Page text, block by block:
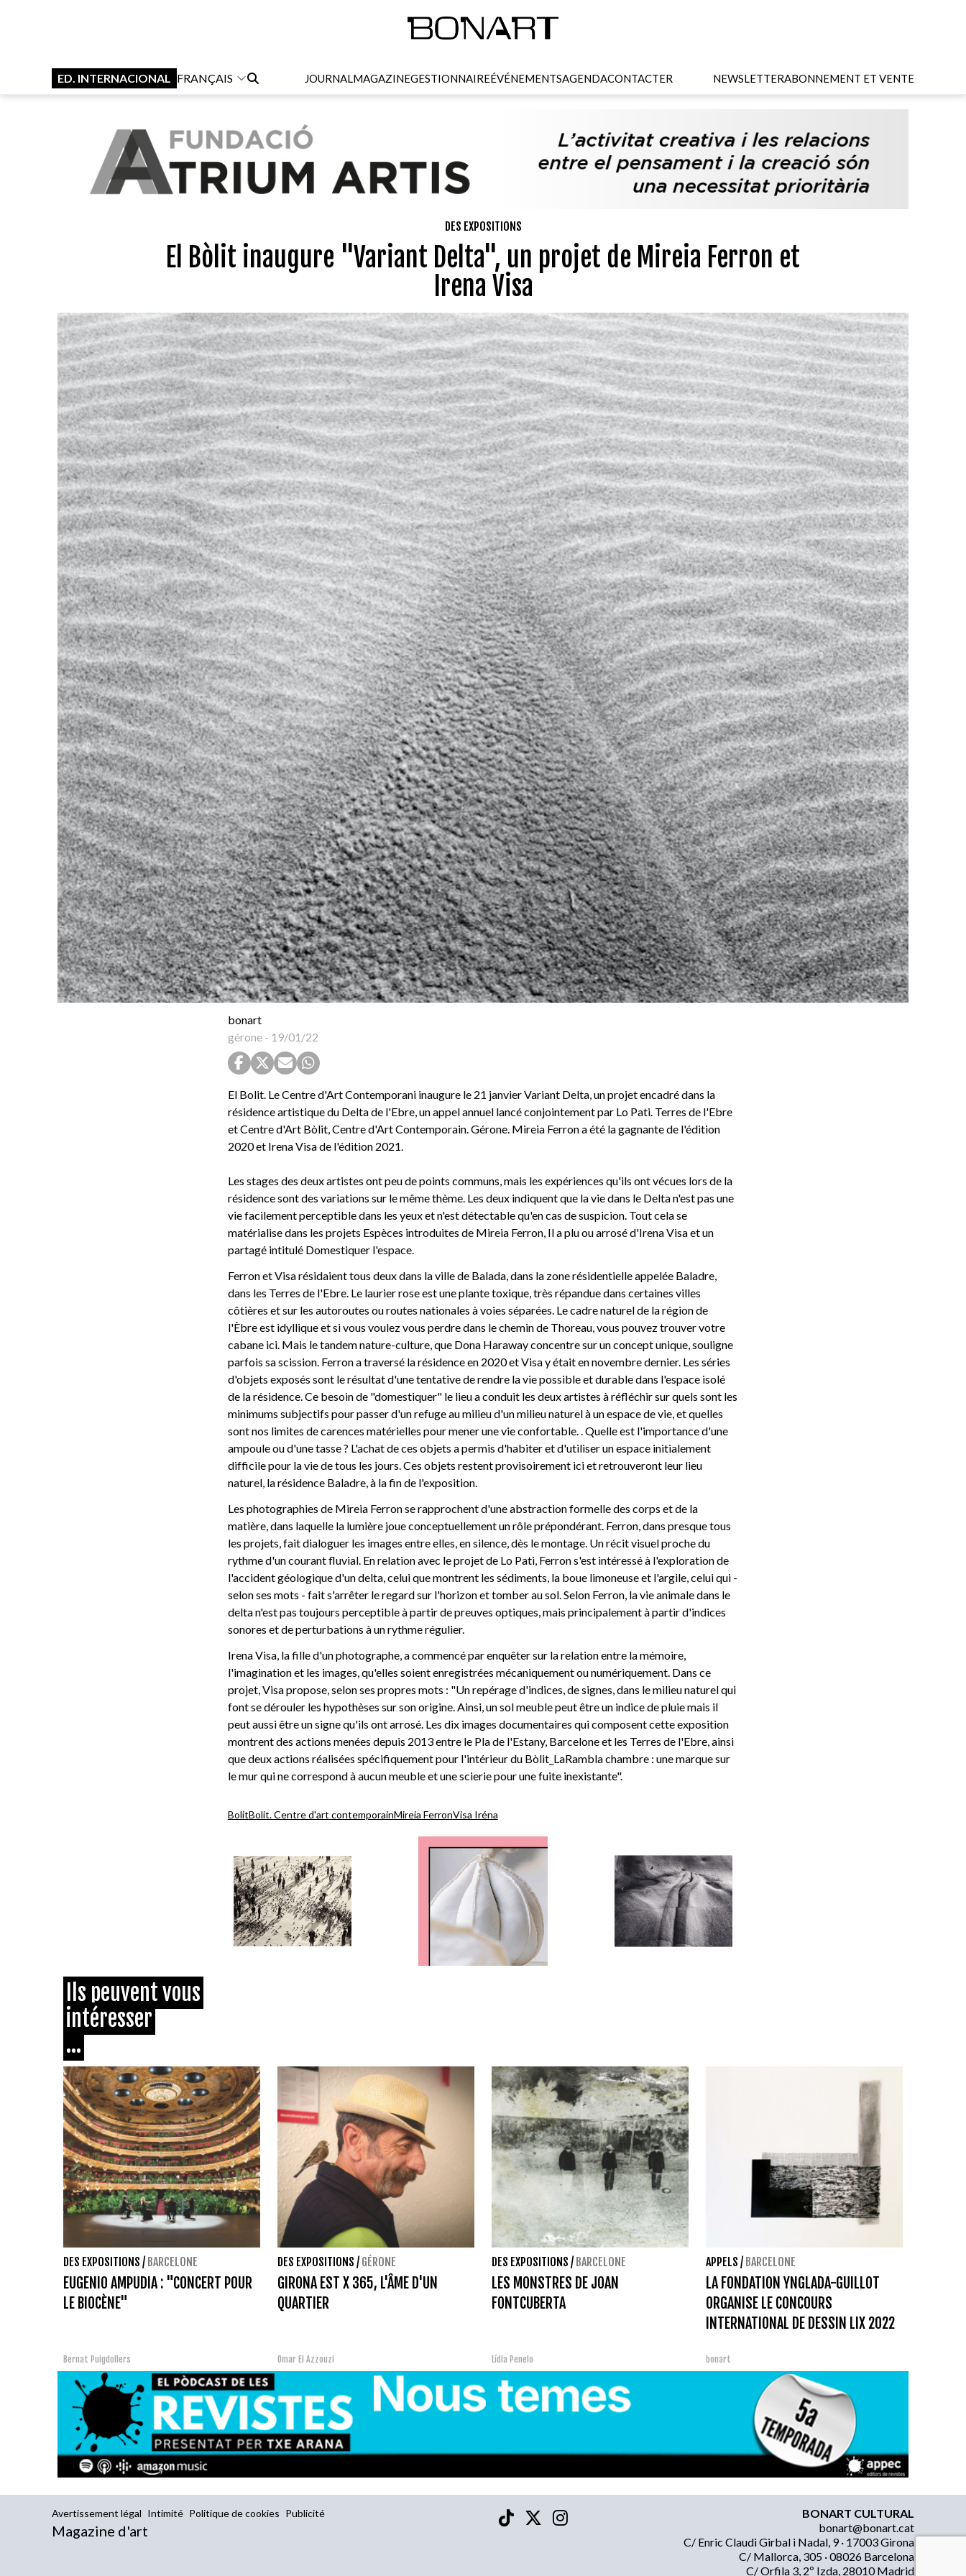
ED. INTERNACIONAL FRANÇAIS JOURNALMAGAZINEGESTIONNAIREÉVÉNEMENTSAGENDACONTACTER NEWSLETTERABONNEMENT ET VENTE
DES EXPOSITIONS
El Bòlit inaugure "Variant Delta", un projet de Mireia Ferron et
Irena Visa
bonart
gérone- 19/01/22
El Bolit. Le Centre d'Art Contemporani inaugure le 21 janvier Variant Delta, un projet encadré dans la
résidence artistique du Delta de l'Ebre, un appel annuel lancé conjointement par Lo Pati. Terres de l'Ebre
et Centre d'Art Bòlit, Centre d'Art Contemporain. Gérone. Mireia Ferron a été la gagnante de l'édition
2020 et Irena Visa de l'édition 2021.
Les stages des deux artistes ont peu de points communs, mais les expériences qu'ils ont vécues lors de la
résidence sont des variations sur le même thème. Les deux indiquent que la vie dans le Delta n'est pas une
vie facilement perceptible dans les yeux et n'est détectable qu'en cas de suspicion. Tout cela se
matérialise dans les projets Espèces introduites de Mireia Ferron, Il a plu ou arrosé d'Irena Visa et un
partagé intitulé Domestiquer l'espace.
Ferron et Visa résidaient tous deux dans la ville de Balada, dans la zone résidentielle appelée Baladre,
dans les Terres de l'Ebre. Le laurier rose est une plante toxique, très répandue dans certaines villes
côtières et sur les autoroutes ou routes nationales à voies séparées. Le cadre naturel de la région de
l'Èbre est idyllique et si vous voulez vous perdre dans le chemin de Thoreau, vous pouvez trouver votre
cabane ici. Mais le tandem nature-culture, que Dona Haraway concentre sur un concept unique, souligne
parfois sa scission. Ferron a traversé la résidence en 2020 et Visa y était en novembre dernier. Les séries
d'objets exposés sont le résultat d'une tentative de rendre la vie possible et durable dans l'espace isolé
de la résidence. Ce besoin de "domestiquer" le lieu a conduit les deux artistes à réfléchir sur quels sont les
minimums subjectifs pour passer d'un refuge au milieu d'un milieu naturel à un espace de vie, et quelles
sont nos limites de carences matérielles pour mener une vie confortable. . Quelle est l'importance d'une
ampoule ou d'une tasse ? L'achat de ces objets a permis d'habiter et d'utiliser un espace initialement
difficile pour la vie de tous les jours. Ces objets restent provisoirement ici et retrouveront leur lieu
naturel, la résidence Baladre, à la fin de l'exposition.
Les photographies de Mireia Ferron se rapprochent d'une abstraction formelle des corps et de la
matière, dans laquelle la lumière joue conceptuellement un rôle prépondérant. Ferron, dans presque tous
les projets, fait dialoguer les images entre elles, en silence, dès le montage. Un récit visuel proche du
rythme d'un courant fluvial. En relation avec le projet de Lo Pati, Ferron s'est intéressé à l'exploration de
l'accident géologique d'un delta, celui que montrent les sédiments, la boue limoneuse et l'argile, celui qui -
selon ses mots - fait s'arrêter le regard sur l'horizon et tomber au sol. Selon Ferron, la vie animale dans le
delta n'est pas toujours perceptible à partir de preuves optiques, mais principalement à partir d'indices
sonores et de perturbations à un rythme régulier.
Irena Visa, la fille d'un photographe, a commencé par enquêter sur la relation entre la mémoire,
l'imagination et les images, qu'elles soient enregistrées mécaniquement ou numériquement. Dans ce
projet, Visa propose, selon ses propres mots : "Un repérage d'indices, de signes, dans le milieu naturel qui
font se dérouler les hypothèses sur son origine. Ainsi, un sol meuble peut être un indice de pluie mais il
peut aussi être un signe qu'ils ont arrosé. Les dix images documentaires qui composent cette exposition
montrent des actions menées depuis 2013 entre le Pla de l'Estany, Barcelone et les Terres de l'Ebre, ainsi
que deux actions réalisées spécifiquement pour l'intérieur du Bòlit_LaRambla chambre : une marque sur
le mur qui ne correspond à aucun meuble et une scierie pour une fuite inexistante".
BolitBolit. Centre d'art contemporainMireia FerronVisa Iréna
Ils peuvent vous
intéresser
...
DES EXPOSITIONS / BARCELONE
EUGENIO AMPUDIA : "CONCERT POUR
LE BIOCÈNE"
Bernat Puigdollers
DES EXPOSITIONS / GÉRONE
GIRONA EST X 365, L'ÂME D'UN
QUARTIER
Omar El Azzouzi
DES EXPOSITIONS / BARCELONE
LES MONSTRES DE JOAN
FONTCUBERTA
Lídia Penelo
APPELS / BARCELONE
LA FONDATION YNGLADA-GUILLOT
ORGANISE LE CONCOURS
INTERNATIONAL DE DESSIN LIX 2022
bonart
Avertissement légal Intimité Politique de cookies Publicité
Magazine d'art
BONART CULTURAL
bonart@bonart.cat
C/ Enric Claudi Girbal i Nadal, 9 · 17003 Girona
C/ Mallorca, 305 · 08026 Barcelona
C/ Orfila 3, 2º Izda, 28010 Madrid